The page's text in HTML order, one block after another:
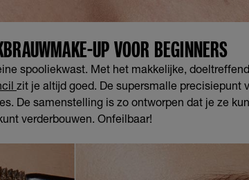
UP VOOR BEGINNERS
spooliekwast. Met het makkelijke,
zit je altijd goed. De supersmalle precisiepunt
De samenstelling is zo ontworpen dat je ze
verderbouwen. Onfeilbaar!